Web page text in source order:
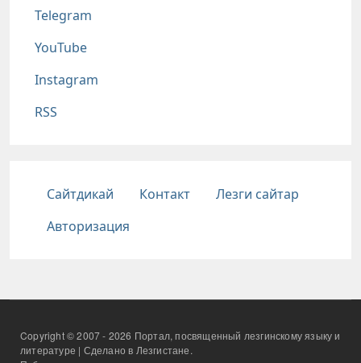
Telegram
YouTube
Instagram
RSS
Подвал
Сайтдикай Контакт
Лезги сайтар
Авторизация
Copyright © 2007 - 2026 Портал, посвященный лезгинскому языку и
литературе | Сделано в Лезгистане.